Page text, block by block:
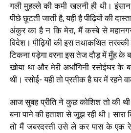
गली मुहल्ले की कमी खलनी ही थी।
पीछे छूटती जाती है, यही है पीढ़ियों की
अंकुर का है न कि मेरा, मैं कस्बे से
विदेश। पीढ़ियों की इस तथाकथित
टिकना पड़ेगा वरना इस तेज दौड़ में मुँह के
खोया था और मेरी अर्धांगिनी रसोईघर
थी। रसोई- यही तो प्रतीक है घर में रहने
आज सुबह प्रीति ने कुछ कोशिश तो की
बना पाने की हताशा से जूझ रही थी। सारा
तो मैं जबरदस्ती उसे ले कर पास के एक